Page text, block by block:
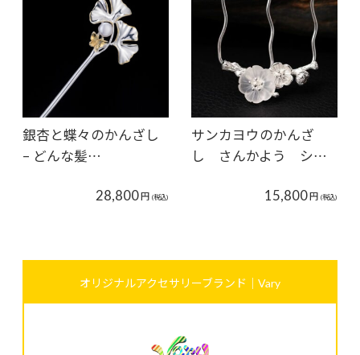
銀杏と蝶々のかんざし
– どんな髪…
28,800円 (税込)
サンカヨウのかんざ
し さんかよう シ…
15,800円 (税込)
オリジナルアクセサリーブランド｜Vary